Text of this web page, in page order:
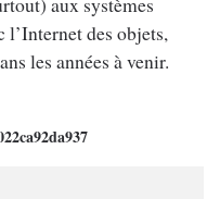
l’Internet des objets,
les années à venir.